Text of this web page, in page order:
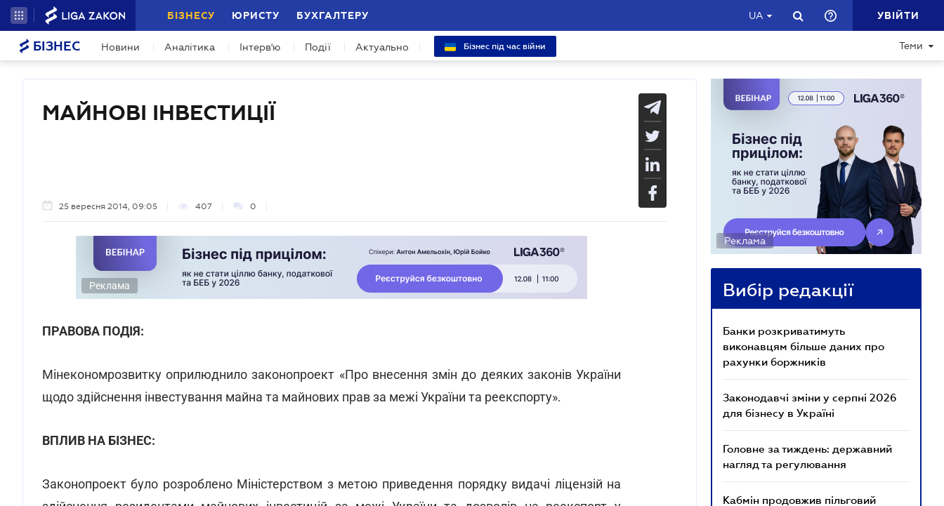
БІЗНЕСУ ЮРИСТУ БУХГАЛТЕРУ UA УВІЙТИ
БІЗНЕС Новини Аналітика Інтерв'ю Події Актуально Бізнес під час війни Теми
МАЙНОВІ ІНВЕСТИЦІЇ
25 вересня 2014, 09:05 407 0
Реклама
ПРАВОВА ПОДІЯ:
Мінекономрозвитку оприлюднило законопроект «Про внесення змін до деяких законів України
щодо здійснення інвестування майна та майнових прав за межі України та реекспорту».
ВПЛИВ НА БІЗНЕС:
Законопроект було розроблено Міністерством з метою приведення порядку видачі ліцензій на
Реклама
Вибір редакції
Банки розкриватимуть
виконавцям більше даних про
рахунки боржників
Законодавчі зміни у серпні 2026
для бізнесу в Україні
Головне за тиждень: державний
нагляд та регулювання
Кабмін продовжив пільговий